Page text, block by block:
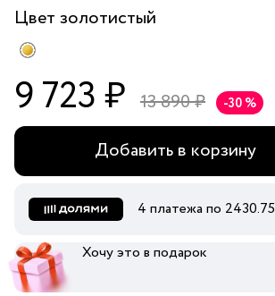
Цвет золотистый
9 723 ₽ 13 890 ₽ -30 %
Добавить в корзину
4 платежа по 2430.75
Хочу это в подарок